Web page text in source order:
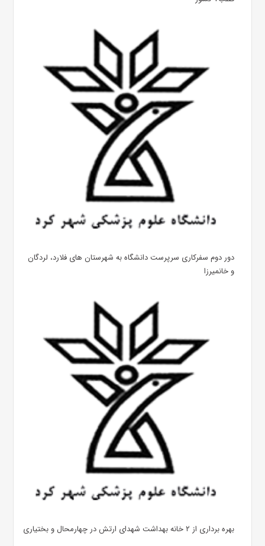
دور دوم سفرکاری سرپرست دانشگاه به شهرستان های فلارد، لردگان
و خانمیرزا
بهره ‌برداری از ۲ خانه بهداشت شهدای ارتش در چهارمحال و بختیاری